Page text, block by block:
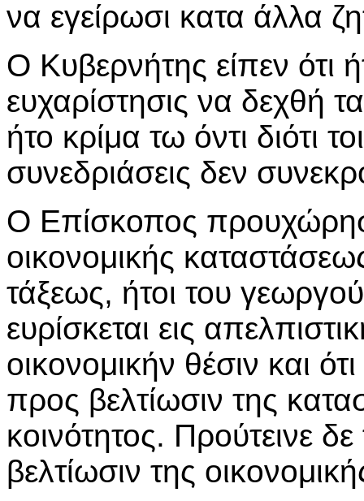
να εγείρωσι κατα άλλα
Ο Κυβερνήτης είπεν ότι
ευχαρίστησις να δεχθή
ήτο κρίμα τω όντι διότι
συνεδριάσεις δεν
Ο Επίσκοπος
οικονομικής
τάξεως, ήτοι του
ευρίσκεται εις
οικονομικήν θέσιν και
προς βελτίωσιν της
κοινότητος. Προύτεινε
βελτίωσιν της